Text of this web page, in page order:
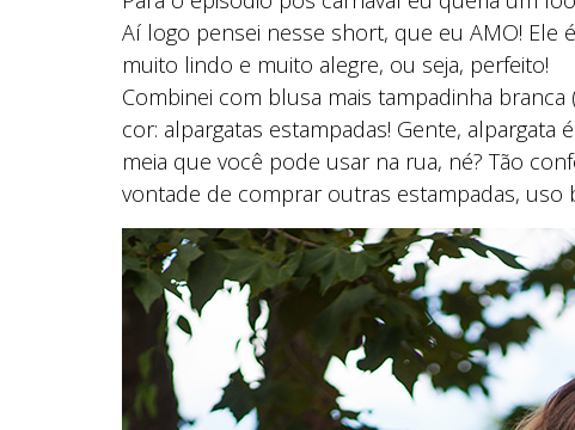
Aí logo pensei nesse short, que eu AMO!
muito lindo e muito alegre, ou seja, perfeito!
Combinei com blusa mais tampadinha
cor: alpargatas estampadas! Gente,
meia que você pode usar na rua, né? Tão
vontade de comprar outras estampadas, uso